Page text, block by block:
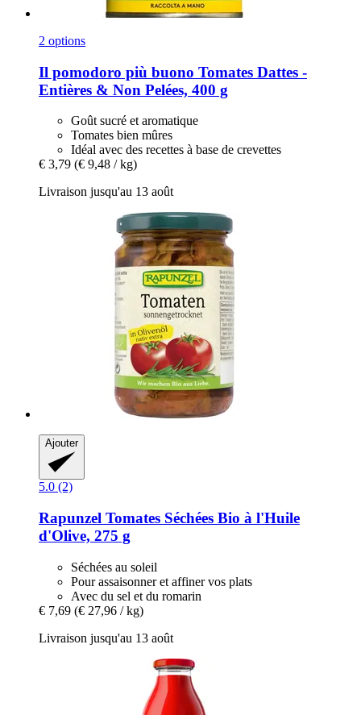
2 options
Il pomodoro più buono Tomates Dattes -​
Entières & Non Pelées, 400 g
Goût sucré et aromatique
Tomates bien mûres
Idéal avec des recettes à base de crevettes
€ 3,79 (€ 9,48 / kg)
Livraison jusqu'au 13 août
Ajouter
5.0 (2)
Rapunzel Tomates Séchées Bio à l'Huile
d'Olive, 275 g
Séchées au soleil
Pour assaisonner et affiner vos plats
Avec du sel et du romarin
€ 7,69 (€ 27,96 / kg)
Livraison jusqu'au 13 août